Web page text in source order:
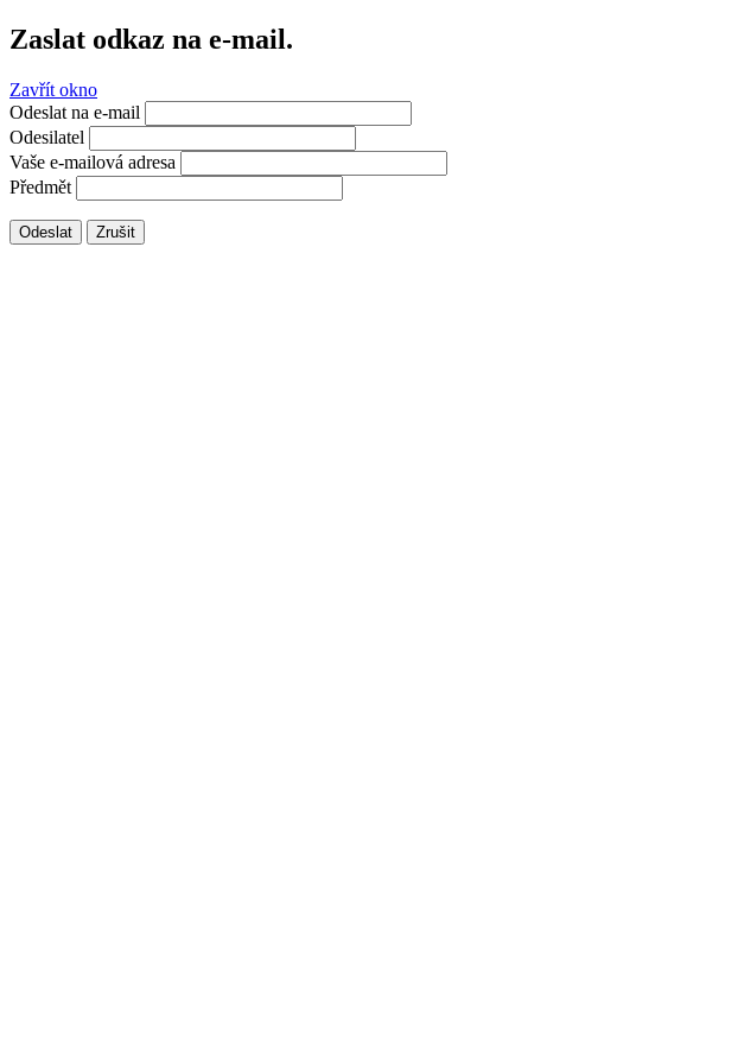
Zaslat odkaz na e-mail.
Zavřít okno
Odeslat na e-mail
Odesilatel
Vaše e-mailová adresa
Předmět
Odeslat Zrušit